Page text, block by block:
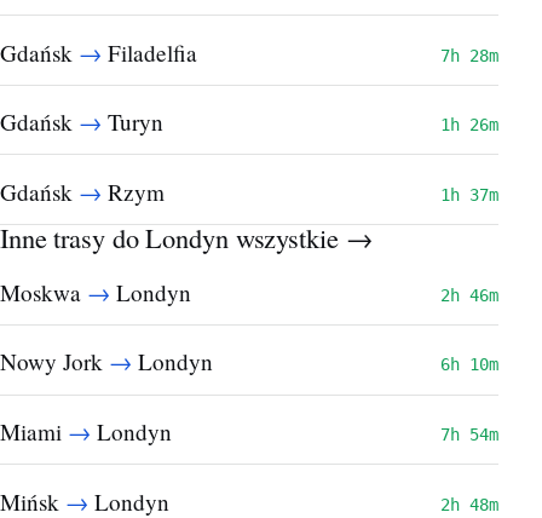
Gdańsk → Filadelfia 7h 28m
Gdańsk → Turyn 1h 26m
Gdańsk → Rzym 1h 37m
Inne trasy do Londynwszystkie →
Moskwa → Londyn 2h 46m
Nowy Jork → Londyn 6h 10m
Miami → Londyn 7h 54m
Mińsk → Londyn 2h 48m